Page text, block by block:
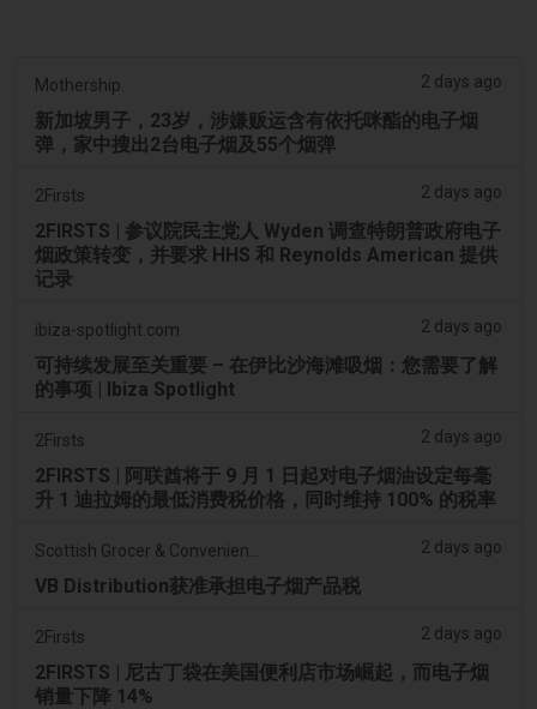
Mothership. 2 days ago
新加坡男子，23岁，涉嫌贩运含有依托咪酯的电子烟
弹，家中搜出2台电子烟及55个烟弹
2Firsts 2 days ago
2FIRSTS | 参议院民主党人 Wyden 调查特朗普政府电子
烟政策转变，并要求 HHS 和 Reynolds American 提供
记录
ibiza-spotlight.com 2 days ago
可持续发展至关重要 – 在伊比沙海滩吸烟：您需要了解
的事项 | Ibiza Spotlight
2Firsts 2 days ago
2FIRSTS | 阿联酋将于 9 月 1 日起对电子烟油设定每毫
升 1 迪拉姆的最低消费税价格，同时维持 100% 的税率
2 days ago
VB Distribution获准承担电子烟产品税
2Firsts 2 days ago
2FIRSTS | 尼古丁袋在美国便利店市场崛起，而电子烟
销量下降 14%